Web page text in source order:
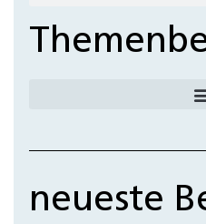
neueste